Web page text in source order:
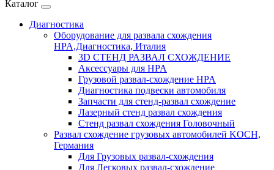
Каталог
Диагностика
Оборудование для развала схождения
HPA,Диагностика, Италия
3D СТЕНД РАЗВАЛ СХОЖДЕНИЕ
Аксессуары для HPA
Грузовой развал-схождение HPA
Диагностика подвески автомобиля
Запчасти для стенд-развал схождение
Лазерный стенд развал схождения
Стенд развал схождения Головочный
Развал схождение грузовых автомобилей KOCH,
Германия
Для Грузовых развал-схождения
Для Легковых развал-схождение